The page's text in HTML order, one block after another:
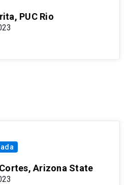
PUC Rio
Arizona State